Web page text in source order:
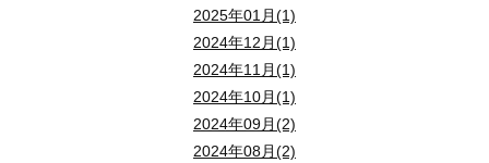
2025年01月(1)
2024年12月(1)
2024年11月(1)
2024年10月(1)
2024年09月(2)
2024年08月(2)